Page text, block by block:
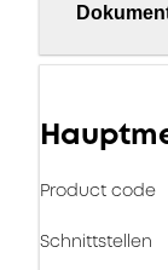
Product code
Schnittstellen